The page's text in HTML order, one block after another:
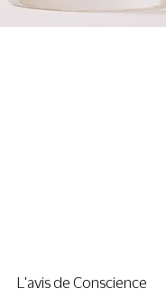
L'avis de Conscience